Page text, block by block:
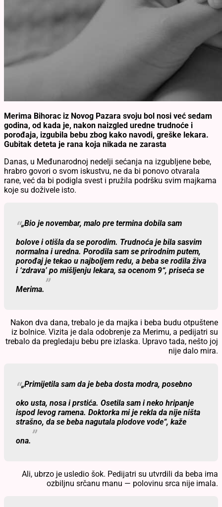
Merima Bihorac iz Novog Pazara svoju bol nosi već sedam
godina, od kada je, nakon naizgled uredne trudnoće i
porođaja, izgubila bebu zbog kako navodi, greške lekara.
Gubitak deteta je rana koja nikada ne zarasta
Danas, u Međunarodnoj nedelji sećanja na izgubljene bebe,
hrabro govori o svom iskustvu, ne da bi ponovo otvarala
rane, već da bi podigla svest i pružila podršku svim majkama
koje su doživele isto.
„Bio je novembar, malo pre termina dobila sam
bolove i otišla da se porodim. Trudnoća je bila sasvim
normalna i uredna. Porodila sam se prirodnim putem,
porođaj je tekao u najboljem redu, a beba se rodila živa
i ‘zdrava’ po mišljenju lekara, sa ocenom 9“, priseća se
Merima.
Nakon dva dana, trebalo je da majka i beba budu otpuštene
iz bolnice. Vizita je dala odobrenje za Merimu, a pedijatri su
trebalo da pregledaju bebu pre izlaska. Upravo tada, nešto joj
nije dalo mira.
„Primijetila sam da je beba dosta modra, posebno
oko usta, nosa i prstića. Osetila sam i neko hripanje
ispod levog ramena. Doktorka mi je rekla da nije ništa
strašno, da se beba nagutala plodove vode“, kaže
ona.
Ali, ubrzo je usledio šok. Pedijatri su utvrdili da beba ima
ozbiljnu srčanu manu — polovinu srca nije imala.